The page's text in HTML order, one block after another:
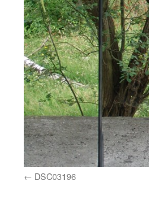
DSC03196